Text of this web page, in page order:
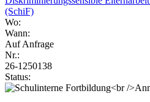
(SchiF)
Wo:
Wann:
Auf Anfrage
Nr.:
26-1250138
Status: